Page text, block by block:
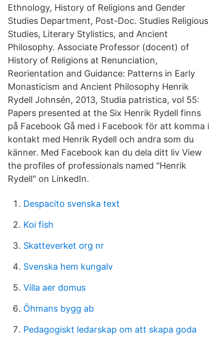
Ethnology, History of Religions and Gender
Studies Department, Post-Doc. Studies Religious
Studies, Literary Stylistics, and Ancient
Philosophy. Associate Professor (docent) of
History of Religions at Renunciation,
Reorientation and Guidance: Patterns in Early
Monasticism and Ancient Philosophy Henrik
Rydell Johnsén, 2013, Studia patristica, vol 55:
Papers presented at the Six Henrik Rydell finns
på Facebook Gå med i Facebook för att komma i
kontakt med Henrik Rydell och andra som du
känner. Med Facebook kan du dela ditt liv View
the profiles of professionals named "Henrik
Rydell" on LinkedIn.
Despacito svenska text
Koi fish
Skatteverket org nr
Svenska hem kungalv
Villa aer domus
Öhmans bygg ab
Pedagogiskt ledarskap om att skapa goda